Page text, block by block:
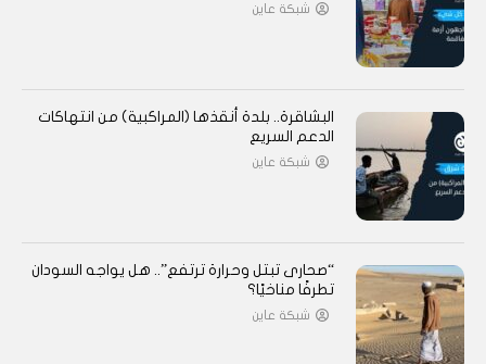
شبكة عاين
البشاقرة.. بلدة أنقذها (المراكبية) من انتهاكات
الدعم السريع
شبكة عاين
“صحارى تبتل وحرارة ترتفع”.. هل يواجه السودان
تطرفًا مناخيًا؟
شبكة عاين